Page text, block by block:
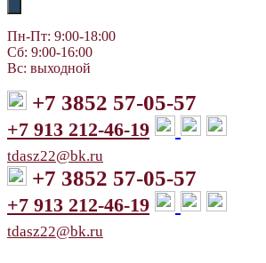
Пн-Пт: 9:00-18:00
Сб: 9:00-16:00
Вс: выходной
+7 3852 57-05-57
+7 913 212-46-19
tdasz22@bk.ru
+7 3852 57-05-57
+7 913 212-46-19
tdasz22@bk.ru